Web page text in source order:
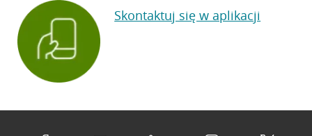
Skontaktuj się w aplikacji